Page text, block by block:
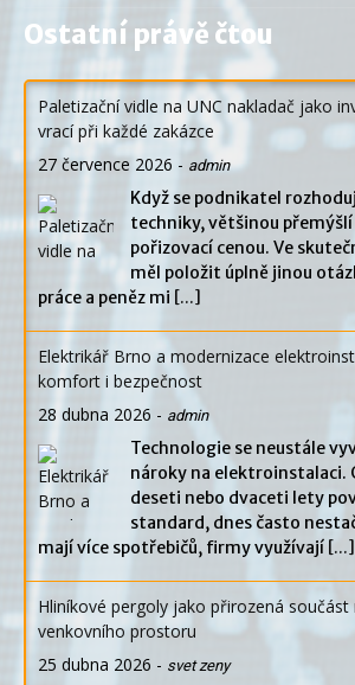
Ostatní právě čtou
Paletizační vidle na UNC nakladač jako
vrací při každé zakázce
27 července 2026 - admin
Když se podnikatel
techniky, většinou
pořizovací cenou. Ve
měl položit úplně jinou
práce a peněz mi [...]
Elektrikář Brno a modernizace
komfort i bezpečnost
28 dubna 2026 - admin
Technologie se neustále
nároky na elektroinstalaci.
deseti nebo dvaceti lety
standard, dnes často
mají více spotřebičů, firmy využívají [...]
Hliníkové pergoly jako přirozená
venkovního prostoru
25 dubna 2026 - svet zeny